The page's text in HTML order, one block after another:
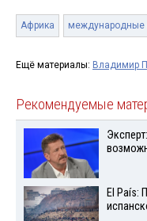
Африка международные
Ещё материалы: Владимир
Рекомендуемые
El País: